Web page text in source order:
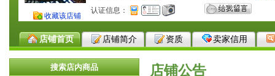
收藏该店铺
认证信息：
店铺首页 店铺简介 资质 卖家信用
搜索店内商品 店铺公告